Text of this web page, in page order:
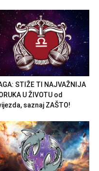
STIŽE TI NAJVAŽNIJA
U ŽIVOTU od
saznaj ZAŠTO!